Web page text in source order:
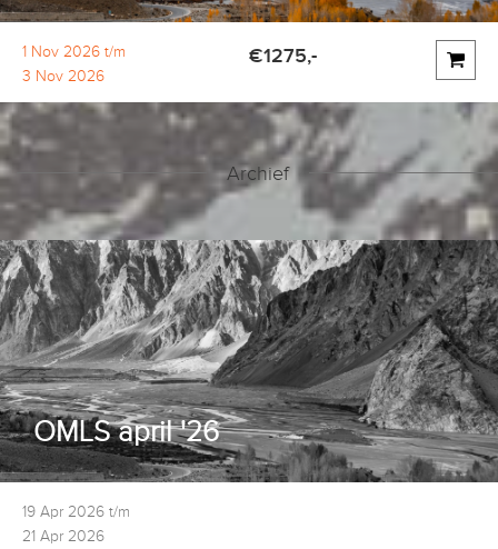
1 Nov 2026 t/m
3 Nov 2026
€1275,-
Archief
OMLS april '26
19 Apr 2026 t/m
21 Apr 2026